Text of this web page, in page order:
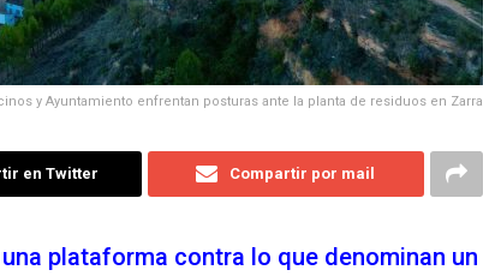
y Ayuntamiento enfrentan posturas ante la planta de residuos en Zarra
en Twitter Compartir por mail
plataforma contra lo que denominan un